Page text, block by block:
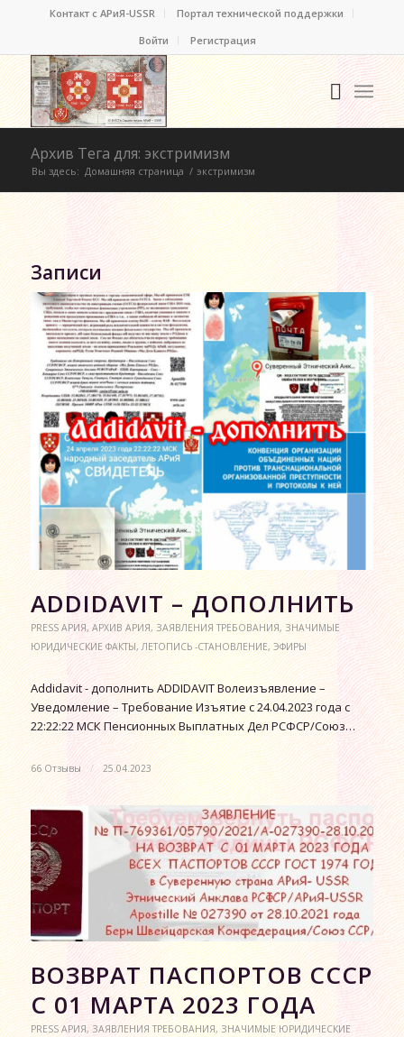
Контакт c АРиЯ-USSR
Портал технической поддержки
Войти
Регистрация
Архив Тега для: экстримизм
Вы здесь: Домашняя страница / экстримизм
Записи
АDDIDAVIT – ДОПОЛНИТЬ
PRESS АРИЯ, АРХИВ АРИЯ,ЗАЯВЛЕНИЯ ТРЕБОВАНИЯ,ЗНАЧИМЫЕ
ЮРИДИЧЕСКИЕ ФАКТЫ,ЛЕТОПИСЬ -СТАНОВЛЕНИЕ,ЭФИРЫ
Аddidavit - дополнить ADDIDAVIT Волеизъявление –
Уведомление – Требование Изъятие с 24.04.2023 года с
22:22:22 МСК Пенсионных Выплатных Дел РСФСР/Союз…
66 Отзывы / 25.04.2023
ВОЗВРАТ ПАСПОРТОВ СССР
С 01 МАРТА 2023 ГОДА
PRESS АРИЯ, ЗАЯВЛЕНИЯ ТРЕБОВАНИЯ,ЗНАЧИМЫЕ ЮРИДИЧЕСКИЕ